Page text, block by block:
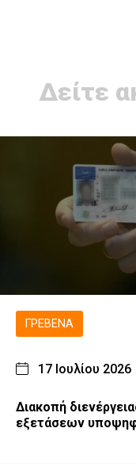
Δείτε
ΓΡΕΒΕΝΆ
17 Ιουλίου 2026
Διακοπή
εξετάσεων